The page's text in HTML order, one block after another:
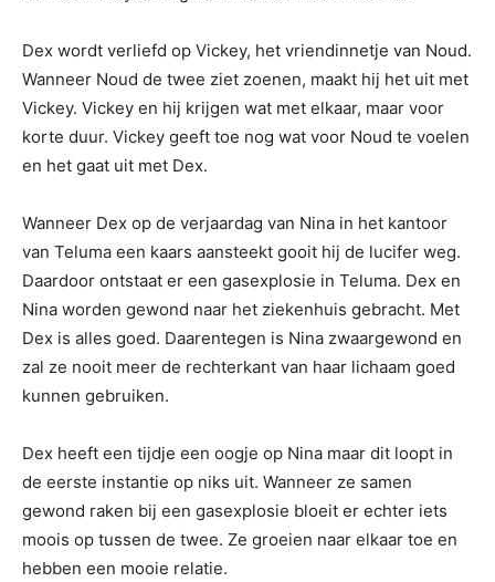
Dex wordt verliefd op Vickey, het vriendinnetje van Noud.
Wanneer Noud de twee ziet zoenen, maakt hij het uit met
Vickey. Vickey en hij krijgen wat met elkaar, maar voor
korte duur. Vickey geeft toe nog wat voor Noud te voelen
en het gaat uit met Dex.
Wanneer Dex op de verjaardag van Nina in het kantoor
van Teluma een kaars aansteekt gooit hij de lucifer weg.
Daardoor ontstaat er een gasexplosie in Teluma. Dex en
Nina worden gewond naar het ziekenhuis gebracht. Met
Dex is alles goed. Daarentegen is Nina zwaargewond en
zal ze nooit meer de rechterkant van haar lichaam goed
kunnen gebruiken.
Dex heeft een tijdje een oogje op Nina maar dit loopt in
de eerste instantie op niks uit. Wanneer ze samen
gewond raken bij een gasexplosie bloeit er echter iets
moois op tussen de twee. Ze groeien naar elkaar toe en
hebben een mooie relatie.